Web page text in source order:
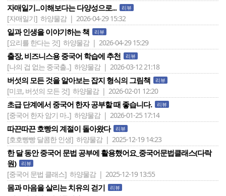
자매일기...이해보다는 다양성으로... 리뷰
[자매일기] 하양물감 | 2026-04-29 15:32
일과 인생을 이야기하는 책 리뷰
[요리를 한다는 것] 하양물감 | 2026-04-29 15:29
출장, 비즈니스용 중국어 학습에 추천 리뷰
[나의 겁 없는 중국출..] 하양물감 | 2026-03-12 21:18
버섯의 모든 것을 알아보는 잡지 형식의 그림책 리뷰
[미코, 버섯의 모든 것] 하양물감 | 2026-02-01 12:20
초급 단계에서 중국어 한자 공부할 때 좋습니다. 리뷰
[중국어 한자 암기 마..] 하양물감 | 2026-01-25 17:14
따끈따끈 호빵의 계절이 돌아왔다 리뷰
[호호빵빵 달콤한 인생] 하양물감 | 2025-12-19 14:23
한 달 동안 중국어 문법 공부에 활용했어요_중국어문법클래스(다락
원)
리뷰
[중국어 문법 클래스] 하양물감 | 2025-12-19 13:55
몸과 마음을 살리는 치유의 걷기 리뷰